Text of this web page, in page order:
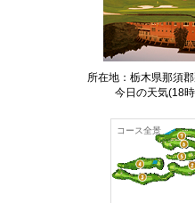
所在地：栃木県那須
今日の天気(18
コース全景